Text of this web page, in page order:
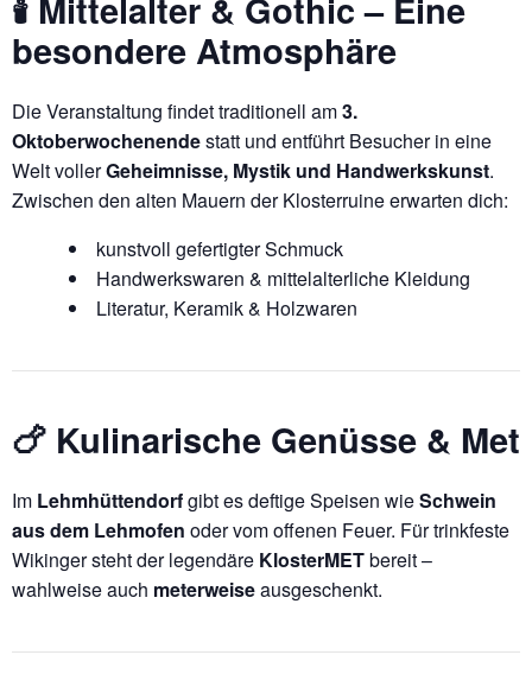
besondere Atmosphäre
Die Veranstaltung findet traditionell am3.
Oktoberwochenendestatt und entführt Besucher in eine
Welt vollerGeheimnisse, Mystik und Handwerkskunst.
Zwischen den alten Mauern der Klosterruine erwarten dich:
kunstvoll gefertigter Schmuck
Handwerkswaren & mittelalterliche Kleidung
Literatur, Keramik & Holzwaren
🍗 Kulinarische Genüsse & Met
Im Lehmhüttendorfgibt es deftige Speisen wieSchwein
aus dem Lehmofen oder vom offenen Feuer. Für trinkfeste
Wikinger steht der legendäre KlosterMETbereit –
wahlweise auch meterweiseausgeschenkt.